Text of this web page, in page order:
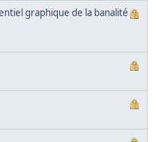
graphique de la banalité